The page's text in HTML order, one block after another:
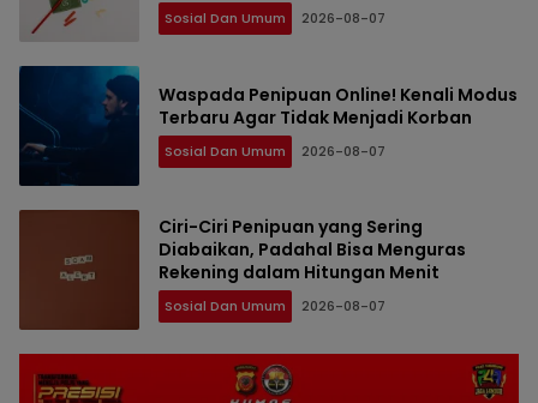
Sosial Dan Umum 2026-08-07
Waspada Penipuan Online! Kenali Modus
Terbaru Agar Tidak Menjadi Korban
Sosial Dan Umum 2026-08-07
Ciri-Ciri Penipuan yang Sering
Diabaikan, Padahal Bisa Menguras
Rekening dalam Hitungan Menit
Sosial Dan Umum 2026-08-07